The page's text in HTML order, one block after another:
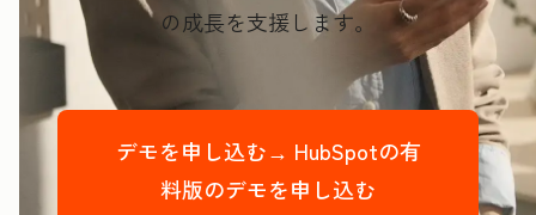
の成長を支援します。
デモを申し込む→ HubSpotの有
料版のデモを申し込む